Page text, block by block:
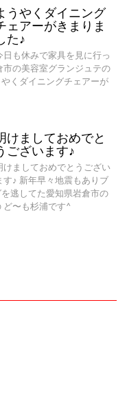
うやくダイニング
ェアーがきまりま
た♪
日も休みで家具を見に行っ
市の美容室グランジュテの
くダイニングチェアーが
けましておめでと
ございます♪
けましておめでとうござい
す♪ 新年早々地震もありブ
逃してた愛知県岩倉市の
ど〜も杉浦です^